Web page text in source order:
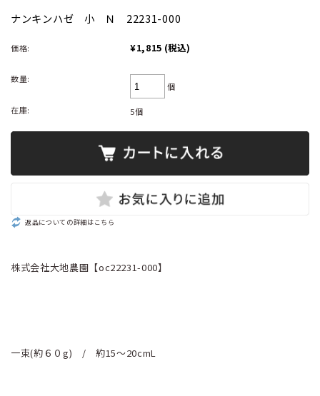
ナンキンハゼ 小 Ｎ 22231-000
価格: ¥1,815 (税込)
数量:
個
在庫: 5個
返品についての詳細はこちら
株式会社大地農園【oc22231-000】
一束(約６０g) / 約15～20cmL